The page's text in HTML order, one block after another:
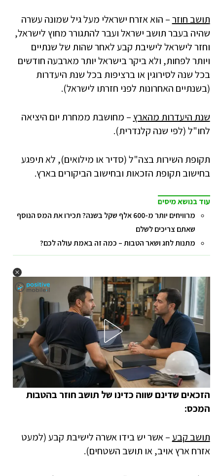
תושב חוזר– הוא אזרח ישראלי מעל גיל שמונה עשרה
שהיה בעבר תושב ישראל ועבר להתגורר מחוץ לישראל,
וחזר לישראל לישיבת קבע לאחר שהות של שנתיים
ויותר לפחות, ולא ביקר בישראל יותר מארבעה חודשים
בכל שנה לסירוגין או ברציפות בכל שנת היעדרות
(בשנתיים האחרונות לפני חזרתו לישראל).
שנת היעדרות מהארץ – מחושבת ממחרת יום היציאה
לחו"ל (לפי שנה קלנדרית).
תקופת השירות בצה"ל (סדיר או מילואים), לא תיפגע
בחישוב תקופת הזכאות ובחישוב הביקורים בארץ.
עוד בנושא מיסים
מרוויחים יותר מ-600 אלף שקל בשנה? תכירו את המס הנוסף
שאתם צריכים לשלם
מתנות לחג ושאר הטבות – כמה זה באמת עולה לכם?
הזכאים שדינם שווה כדינו של תושב חוזר בהטבות
המכס:
תושב קבע– אשר יש בידו אשרה לישיבת קבע (למעט
אזרח ארץ אויב, או תושב השטחים).